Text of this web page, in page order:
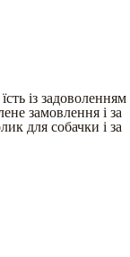
із задоволенням
замовлення і за
для собачки і за